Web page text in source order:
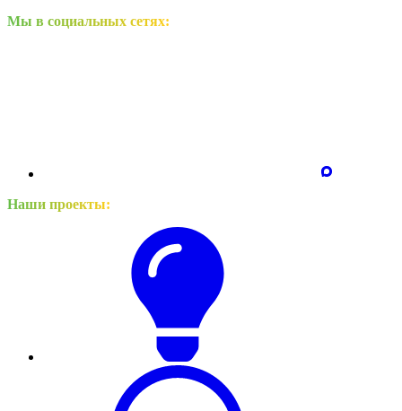
Мы в социальных сетях:
Наши проекты: